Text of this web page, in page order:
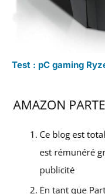
Test : pC gaming